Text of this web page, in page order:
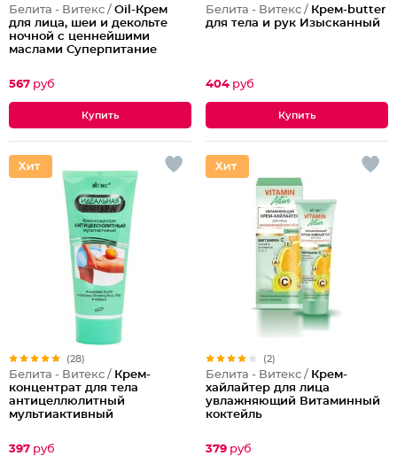
Белита - Витекс / Oil-Крем
для лица, шеи и декольте
ночной с ценнейшими
маслами Суперпитание
567 руб
Белита - Витекс / Крем-butter
для тела и рук Изысканный
404 руб
(28)
Белита - Витекс / Крем-
концентрат для тела
антицеллюлитный
мультиактивный
397 руб
(2)
Белита - Витекс / Крем-
хайлайтер для лица
увлажняющий Витаминный
коктейль
379 руб